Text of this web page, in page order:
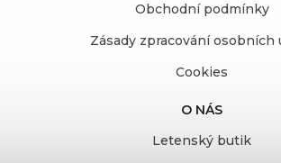
Obchodní podmínky
Zásady zpracování osobních
Cookies
O NÁS
Letenský butik